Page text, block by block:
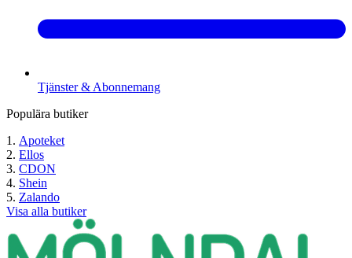
Tjänster & Abonnemang
Populära butiker
Apoteket
Ellos
CDON
Shein
Zalando
Visa alla butiker